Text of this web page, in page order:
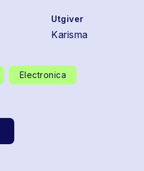
Utgiver
Karisma
Electronica